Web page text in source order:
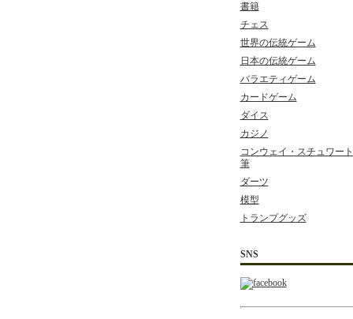
書籍
チェス
世界の伝統ゲーム
日本の伝統ゲーム
バラエティゲーム
カードゲーム
ダイス
カジノ
コンウェイ・スチュワー
筆
ダーツ
模型
トランプグッズ
SNS